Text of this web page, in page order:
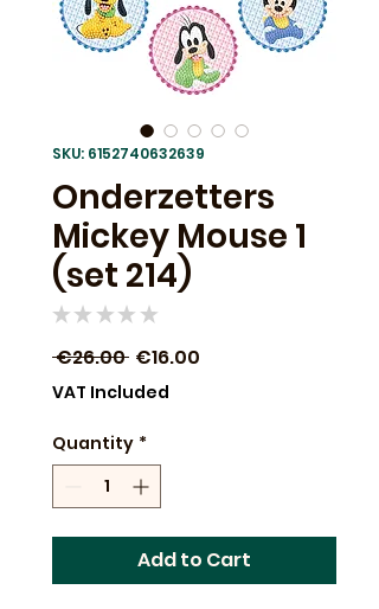
SKU: 6152740632639
Onderzetters
Mickey Mouse 1
(set 214)
★ ★ ★ ★ ★
€26.00 Regular
Price
€16.00
VAT Included
Quantity *
Add to Cart